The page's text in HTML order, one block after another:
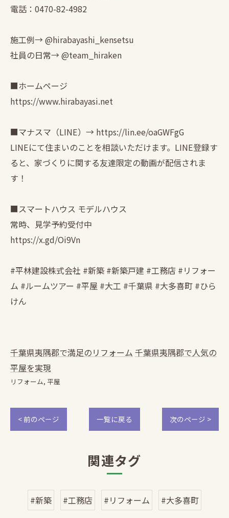
電話：0470-82-4982
施工例→ @hirabayashi_kensetsu
社員の日常→ @team_hiraken
■ホームページ
https://www.hirabayasi.net
■マナスマ（LINE）→ https://lin.ee/oaGWFgG
LINEにて住まいのことを相談いただけます。LINE登録す
ると、家づくりに関する友達限定の動画が配信されま
す！
■スマートハウス モデルハウス
常時、見学予約受付中
https://x.gd/Oi9Vn
#平林建設株式会社 #新築 #新築戸建 #工務店 #リフォー
ム #ルームツアー #平屋 #大工 #千葉県 #大多喜町 #ひら
けん
千葉県夷隅郡で満足のリフォーム 千葉県夷隅郡で人気の
平屋を実現
リフォーム 平屋
< 前のページ 一覧に戻る 次のページ >
関連タグ
#新築 #工務店 #リフォーム #大多喜町